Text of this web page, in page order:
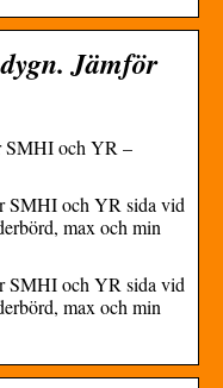
Jämför
SMHI och YR –
SMHI och YR sida vid
max och min
SMHI och YR sida vid
max och min